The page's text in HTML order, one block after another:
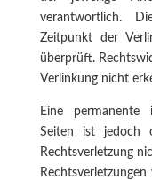
verantwortlich.
Zeitpunkt der
überprüft.
Verlinkung nicht
Eine permanente
Seiten ist jedoch
Rechtsverletzung